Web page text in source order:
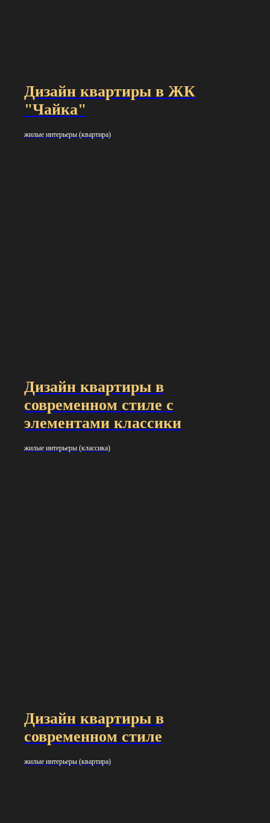
Дизайн квартиры в ЖК
"Чайка"
жилые интерьеры (квартирa)
Дизайн квартиры в
современном стиле с
элементами классики
жилые интерьеры (классика)
Дизайн квартиры в
современном стиле
жилые интерьеры (квартира)